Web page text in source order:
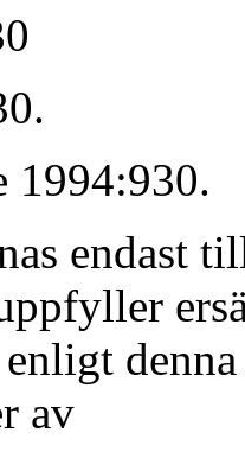
1994:930.
endast
av